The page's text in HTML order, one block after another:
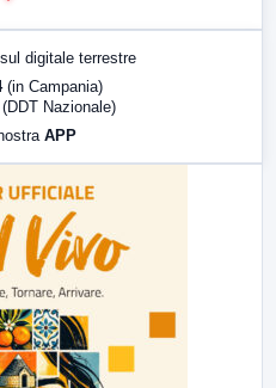
digitale terrestre
(in Campania)
(DDT Nazionale)
APP